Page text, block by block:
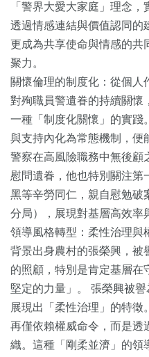
「警界大愛大家庭」理念，
透過情感連結與價值認同的
更成為共享使命與情感的共
聚力。
關懷倫理的制度化：從個人
對殉職員警遺眷的持續關懷
一種「制度化關懷」的實踐
與支持內化為常態機制，便
警察在高風險職務中無後顧
慰問遺眷，他也特別關注第
黑等辛勞同仁，親自慰勉破
分局），展現對基層高效率
領導風格轉型：柔性治理與
背景出身農村的張榮興，被
的照顧，特別是肯定基層在
堅定的力量」。 張榮興被
展現出「柔性治理」的特徵
再僅依賴權威命令，而是透
織。這種「剛柔並濟」的領